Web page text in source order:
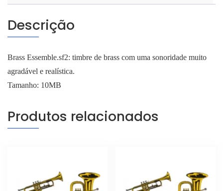
Descrição
Brass Essemble.sf2: timbre de brass com uma sonoridade muito
agradável e realística.
Tamanho: 10MB
Produtos relacionados